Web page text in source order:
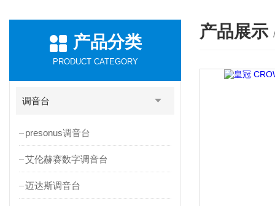
产品分类
PRODUCT CATEGORY
调音台
presonus调音台
艾伦赫赛数字调音台
迈达斯调音台
产品展示